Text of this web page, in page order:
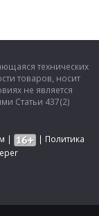
технических
товаров, носит
не является
Статьи 437(2)
| | Политика